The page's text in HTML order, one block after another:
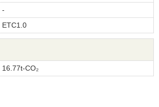
-
ETC1.0
16.77t-CO₂